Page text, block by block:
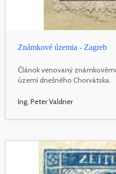
Známkové územia - Zagreb
Článok venovaný
území dnešného Chorvátska.
Ing. Peter Valdner